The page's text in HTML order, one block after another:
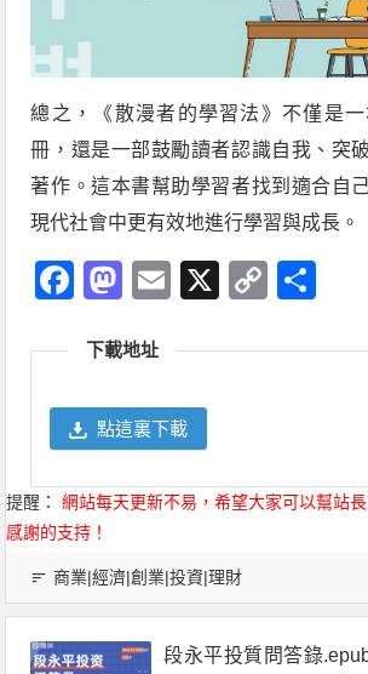
總之，《散漫者的學習法》不僅是
冊，還是一部鼓勵讀者認識自我、突
著作。這本書幫助學習者找到適合自
現代社會中更有效地進行學習與成長。
Facebook
Mastodon
Email
X
Copy
下載地址
點這裏下載
提醒：
網站每天更新不易，希望大家可以幫站
感謝的支持！
商業|經濟|創業|投資|理財
段永平投質問答錄